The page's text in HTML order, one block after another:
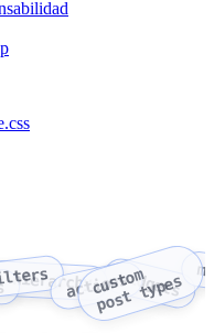
hierarchyactions
c
u
s
t
o
m
p
o
s
t
t
y
p
e
s
widgets